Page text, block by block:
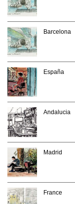
Barcelona
España
Andalucia
Madrid
France